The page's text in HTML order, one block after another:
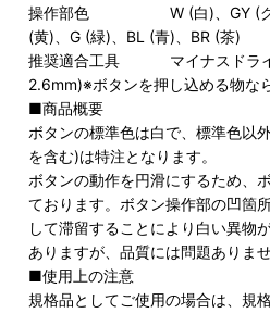
操作部色 W (白)、GY (グレ
(黄)、G (緑)、BL (青)、BR (茶)
推奨適合工具 マイナスドライ
2.6mm)※ボタンを押し込める物な
■商品概要
ボタンの標準色は白で、標準色以
を含む)は特注となります。
ボタンの動作を円滑にするため、
ております。ボタン操作部の凹箇
して滞留することにより白い異物
ありますが、品質には問題ありませ
■使用上の注意
規格品としてご使用の場合は、規